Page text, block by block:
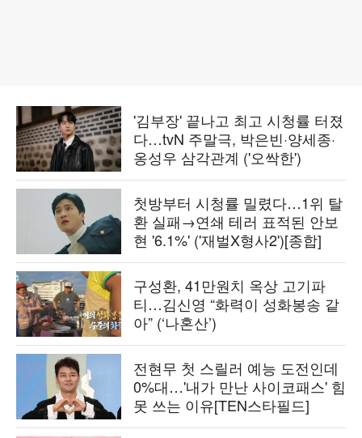
'김부장' 끝나고 최고 시청률 터졌
다…tvN 주말극, 박은빈·양세종·
옹성우 삼각관계 ('오싹한')
첫방부터 시청률 밀렸다…1위 탈
환 실패→연쇄 테러 표적된 안보
현 '6.1%' ('재벌X형사2')[종합]
구성환, 41만원치 옥상 고기파
티…김신영 “화력이 성화봉송 같
아” (‘나혼산’)
전현무 첫 스릴러 예능 도전인데
0%대…'내가 만난 사이코패스' 힘
못 쓰는 이유[TEN스타필드]